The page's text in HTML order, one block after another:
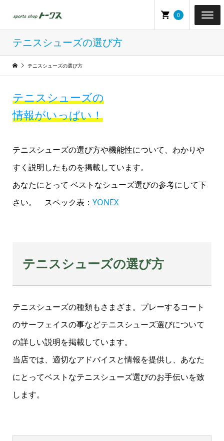
0
テニスシューズの選び方
テニスシューズの選び方
テニスシューズの
情報がいっぱい！
テニスシューズの選び方や機能性について、わかりや
すく説明したものを掲載しています。
あなたにとって ベストなシューズ選びの参考にして下
さい。 スペック表： YONEX
テニスシューズの選び方
テニスシューズの種類もさまざま。プレーするコート
のサーフェイスの事などテニスシューズ選びについて
の詳しい説明を掲載しています。
当店では、適切なアドバイスと情報を提供し、あなた
にとってベストなテニスシューズ選びのお手伝いを致
します。